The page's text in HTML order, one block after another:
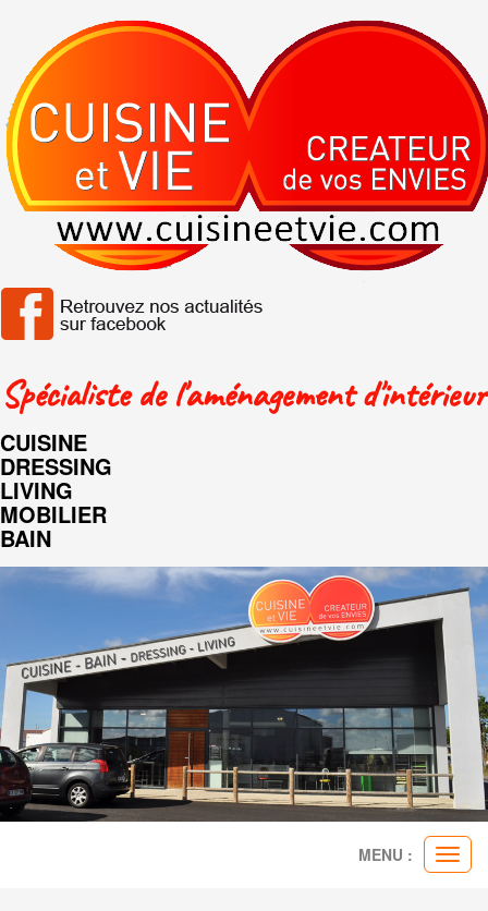
Spécialiste de l'aménagement d'intérieur
CUISINE
DRESSING
LIVING
MOBILIER
BAIN
le
MENU :